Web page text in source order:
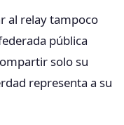
al relay tampoco
pública
solo su
representa a su